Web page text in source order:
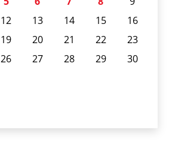
12 13 14 15
16
19 20 21 22
23
26 27 28 29
30